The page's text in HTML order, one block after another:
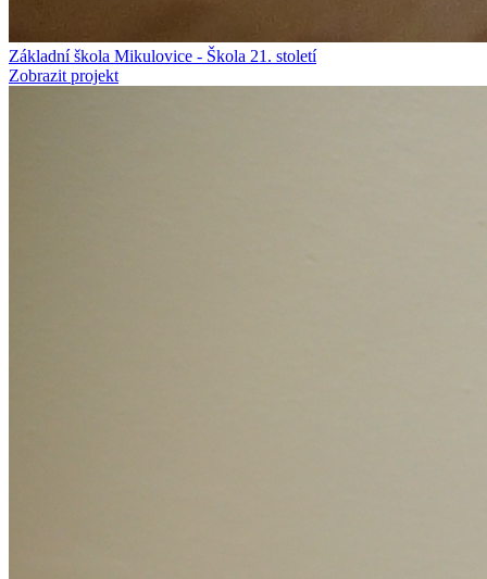
Základní škola Mikulovice - Škola 21. století
Zobrazit projekt